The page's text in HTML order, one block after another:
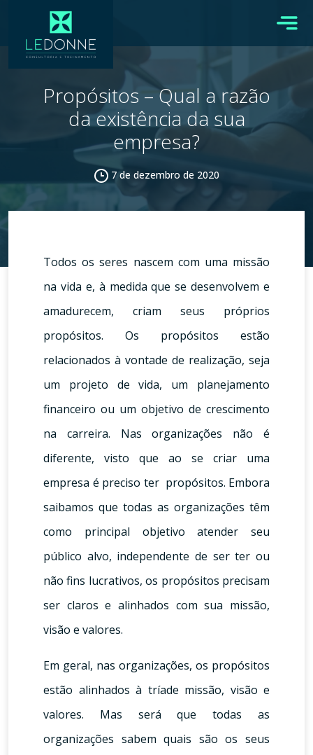
Propósitos – Qual a razão
da existência da sua
empresa?
7 de dezembro de 2020
Todos os seres nascem com uma missão
na vida e, à medida que se desenvolvem e
amadurecem, criam seus próprios
propósitos. Os propósitos estão
relacionados à vontade de realização, seja
um projeto de vida, um planejamento
financeiro ou um objetivo de crescimento
na carreira. Nas organizações não é
diferente, visto que ao se criar uma
empresa é preciso ter propósitos. Embora
saibamos que todas as organizações têm
como principal objetivo atender seu
público alvo, independente de ser ter ou
não fins lucrativos, os propósitos precisam
ser claros e alinhados com sua missão,
visão e valores.
Em geral, nas organizações, os propósitos
estão alinhados à tríade missão, visão e
valores. Mas será que todas as
organizações sabem quais são os seus